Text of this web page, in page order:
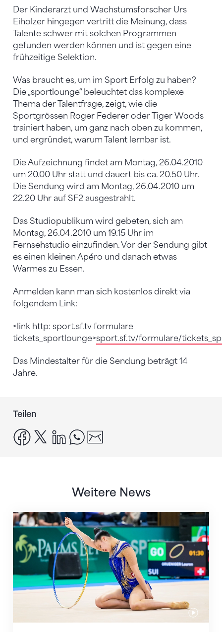
Der Kinderarzt und Wachstumsforscher Urs
Eiholzer hingegen vertritt die Meinung, dass
Talente schwer mit solchen Programmen
gefunden werden können und ist gegen eine
frühzeitige Selektion.
Was braucht es, um im Sport Erfolg zu haben?
Die „sportlounge“ beleuchtet das komplexe
Thema der Talentfrage, zeigt, wie die
Sportgrössen Roger Federer oder Tiger Woods
trainiert haben, um ganz nach oben zu kommen,
und ergründet, warum Talent lernbar ist.
Die Aufzeichnung findet am Montag, 26.04.2010
um 20.00 Uhr statt und dauert bis ca. 20.50 Uhr.
Die Sendung wird am Montag, 26.04.2010 um
22.20 Uhr auf SF2 ausgestrahlt.
Das Studiopublikum wird gebeten, sich am
Montag, 26.04.2010 um 19.15 Uhr im
Fernsehstudio einzufinden. Vor der Sendung gibt
es einen kleinen Apéro und danach etwas
Warmes zu Essen.
Anmelden kann man sich kostenlos direkt via
folgendem Link:
<link http: sport.sf.tv formulare
tickets_sportlounge>sport.sf.tv/formulare/
Das Mindestalter für die Sendung beträgt 14
Jahre.
Teilen
facebook
x linkedinwhatsapp
Weitere News
Nächster Halt: Weltmeisterschaft